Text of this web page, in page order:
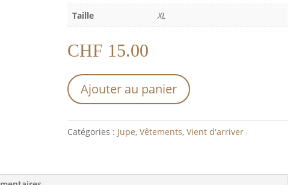
Taille
XL
CHF 15.00
Ajouter au panier
Catégories : Jupe, Vêtements, Vient d'arriver